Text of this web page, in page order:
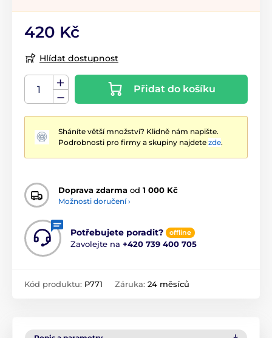
420 Kč
Hlídat dostupnost
Přidat do košíku
Sháníte větší množství? Klidně nám napište.
Podrobnosti pro firmy a skupiny najdete zde.
Doprava zdarma od 1 000 Kč
Možnosti doručení ›
Potřebujete poradit? offline
Zavolejte na +420 739 400 705
Kód produktu: P771 Záruka: 24 měsíců